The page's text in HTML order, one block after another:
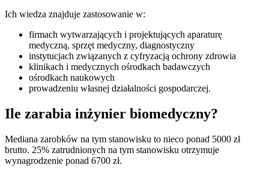
Ich wiedza znajduje zastosowanie w:
firmach wytwarzających i projektujących aparaturę
medyczną, sprzęt medyczny, diagnostyczny
instytucjach związanych z cyfryzacją ochrony zdrowia
klinikach i medycznych ośrodkach badawczych
ośrodkach naukowych
prowadzeniu własnej działalności gospodarczej.
Ile zarabia inżynier biomedyczny?
Mediana zarobków na tym stanowisku to nieco ponad 5000 zł
brutto. 25% zatrudnionych na tym stanowisku otrzymuje
wynagrodzenie ponad 6700 zł.